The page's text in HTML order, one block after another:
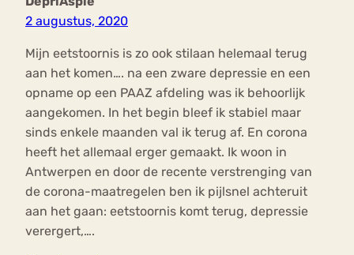
2 augustus, 2020
Mijn eetstoornis is zo ook stilaan helemaal terug
aan het komen…. na een zware depressie en een
opname op een PAAZ afdeling was ik behoorlijk
aangekomen. In het begin bleef ik stabiel maar
sinds enkele maanden val ik terug af. En corona
heeft het allemaal erger gemaakt. Ik woon in
Antwerpen en door de recente verstrenging van
de corona-maatregelen ben ik pijlsnel achteruit
aan het gaan: eetstoornis komt terug, depressie
verergert,….